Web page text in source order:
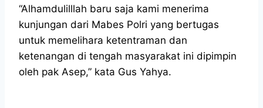
“Alhamdulilllah baru saja kami menerima
kunjungan dari Mabes Polri yang bertugas
untuk memelihara ketentraman dan
ketenangan di tengah masyarakat ini dipimpin
oleh pak Asep,” kata Gus Yahya.